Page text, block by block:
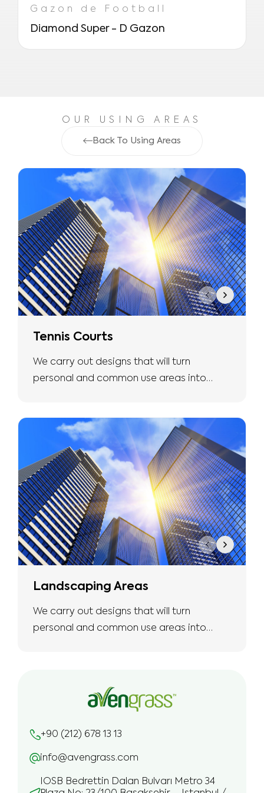
Gazon de Football
Diamond Super - D Gazon
OUR USING AREAS
Back To Using Areas
Tennis Courts
We carry out designs that will turn
personal and common use areas into
Landscaping Areas
We carry out designs that will turn
personal and common use areas into
+90 (212) 678 13 13
info@avengrass.com
IOSB Bedrettin Dalan Bulvarı Metro 34